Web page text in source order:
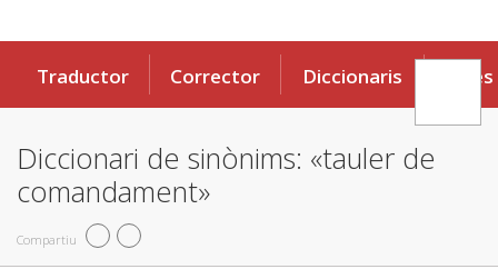
Traductor Corrector Diccionaris Eines
Diccionari de sinònims: «tauler de
comandament»
Compartiu